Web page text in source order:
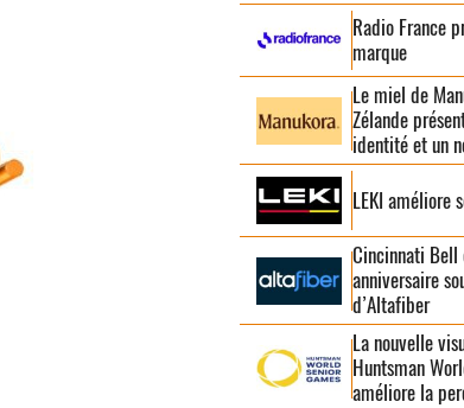
Radio France
marque
Le miel de
Zélande
identité et un
LEKI améliore
Cincinnati Bell
anniversaire
d’Altafiber
La nouvelle
Huntsman
améliore la